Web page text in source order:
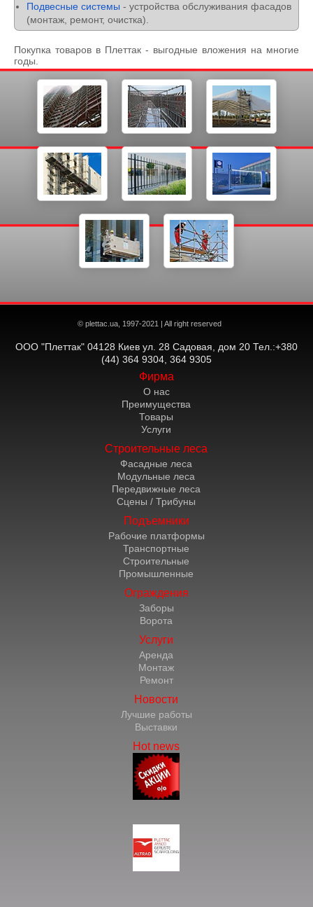
Подвесные системы - устройства обслуживания фасадов
(монтаж, ремонт, очистка).
Покупка товаров в Плеттак - выгодные вложения на многие
годы.
© plettac.ua, 1997-2021 | All right reserved
ООО "Плеттак" 04128 Киев ул. 28 Садовая, дом 20 Тел.:+380
(44) 364 9304, 364 9305
Фирма
О нас
Преимущества
Товары
Услуги
Строительные леса
Фасадные леса
Модульные леса
Передвижные леса
Сцены / Трибуны
Подъемники
Рабочие платформы
Транспортные
Строительные
Промышленные
Ограждения
Заборы
Ворота
Услуги
Аренда
Монтаж
Ремонт
Новости
Лучшие работы
Выставки
Hot news